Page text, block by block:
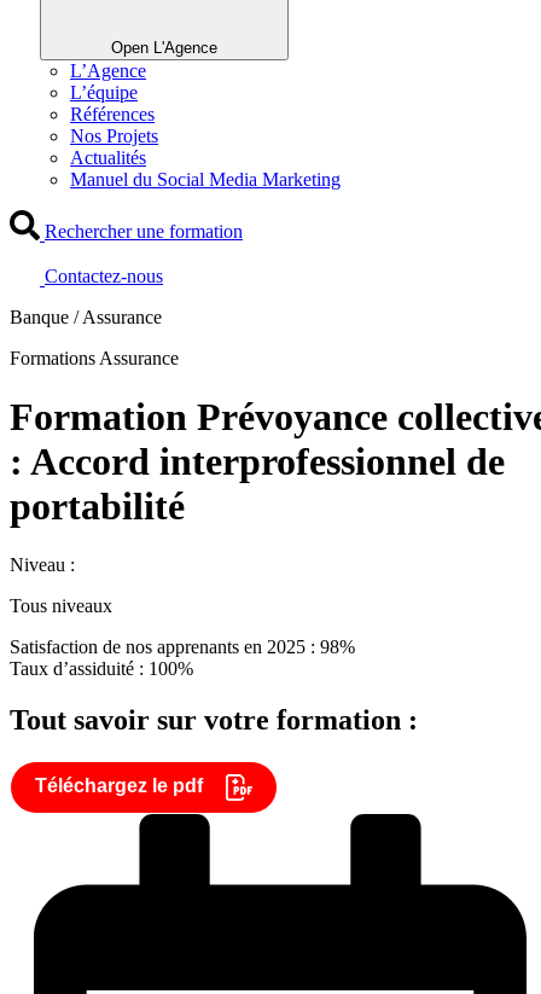
Open L'Agence
L’Agence
L’équipe
Références
Nos Projets
Actualités
Manuel du Social Media Marketing
Rechercher une formation
Contactez-nous
Banque / Assurance
Formations Assurance
Formation Prévoyance
: Accord interprofessionnel de
portabilité
Niveau :
Tous niveaux
Satisfaction de nos apprenants en 2025 : 98%
Taux d’assiduité : 100%
Tout savoir sur votre formation :
Téléchargez le pdf